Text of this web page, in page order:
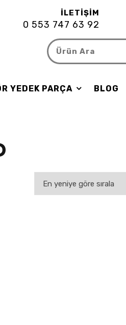
İLETIŞIM
0 553 747 63 92
YEDEK PARÇA BLOG